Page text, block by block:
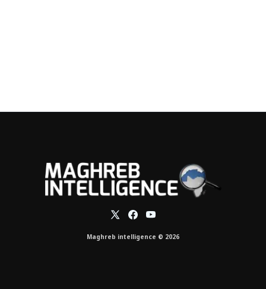
Maghreb intelligence © 2026